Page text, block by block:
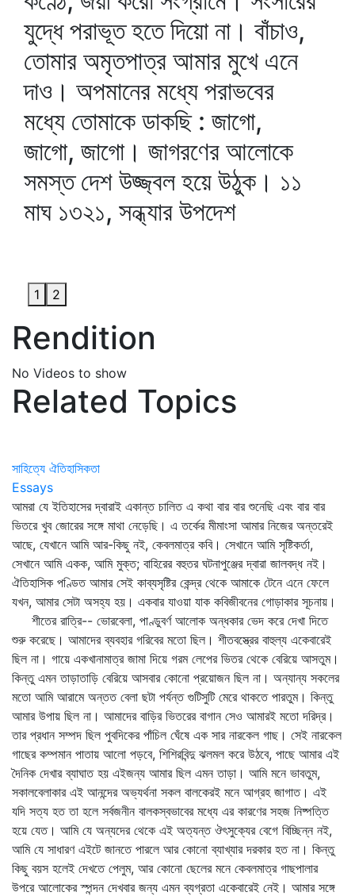
যুদ্ধে পরাভূত হতে দিয়ো না। বাঁচাও,
তোমার অমৃতপাত্র আমার মুখে এনে
দাও। অপমানের মধ্যে পরাভবের
মধ্যে তোমাকে ডাকছি : জাগো,
জাগো, জাগো। জাগরণের আলোকে
সমস্ত দেশ উজ্জ্বল হয়ে উঠুক। ১১
মাঘ ১৩২১, সন্ধ্যার উপদেশ
1 2
Rendition
No Videos to show
Related Topics
সাহিত্যে ঐতিহাসিকতা
Essays
আমরা যে ইতিহাসের দ্বারাই একান্ত চালিত এ কথা বার বার শুনেছি এবং বার বার
ভিতরে খুব জোরের সঙ্গে মাথা নেড়েছি। এ তর্কের মীমাংসা আমার নিজের অন্তরেই
আছে, যেখানে আমি আর-কিছু নই, কেবলমাত্র কবি। সেখানে আমি সৃষ্টিকর্তা,
সেখানে আমি একক, আমি মুক্ত; বাহিরের বহুতর ঘটনাপুঞ্জের দ্বারা জালবদ্ধ নই।
ঐতিহাসিক পণ্ডিত আমার সেই কাব্যসৃষ্টির কেন্দ্র থেকে আমাকে টেনে এনে ফেলে
যখন, আমার সেটা অসহ্য হয়। একবার যাওয়া যাক কবিজীবনের গোড়াকার সূচনায়।
শীতের রাত্রি-- ভোরবেলা, পাণ্ডুবর্ণ আলোক অন্ধকার ভেদ করে দেখা দিতে
শুরু করেছে। আমাদের ব্যবহার গরিবের মতো ছিল। শীতবস্ত্রের বাহুল্য একেবারেই
ছিল না। গায়ে একখানামাত্র জামা দিয়ে গরম লেপের ভিতর থেকে বেরিয়ে আসতুম।
কিন্তু এমন তাড়াতাড়ি বেরিয়ে আসবার কোনো প্রয়োজন ছিল না। অন্যান্য সকলের
মতো আমি আরামে অন্তত বেলা ছটা পর্যন্ত গুটিসুটি মেরে থাকতে পারতুম। কিন্তু
আমার উপায় ছিল না। আমাদের বাড়ির ভিতরের বাগান সেও আমারই মতো দরিদ্র।
তার প্রধান সম্পদ ছিল পুবদিকের পাঁচিল ঘেঁষে এক সার নারকেল গাছ। সেই নারকেল
গাছের কম্পমান পাতায় আলো পড়বে, শিশিরবিন্দু ঝলমল করে উঠবে, পাছে আমার এই
দৈনিক দেখার ব্যাঘাত হয় এইজন্য আমার ছিল এমন তাড়া। আমি মনে ভাবতুম,
সকালবেলাকার এই আনন্দের অভ্যর্থনা সকল বালকেরই মনে আগ্রহ জাগাত। এই
যদি সত্য হত তা হলে সর্বজনীন বালকস্বভাবের মধ্যে এর কারণের সহজ নিষ্পত্তি
হয়ে যেত। আমি যে অন্যদের থেকে এই অত্যন্ত ঔৎসুক্যের বেগে বিচ্ছিন্ন নই,
আমি যে সাধারণ এইটে জানতে পারলে আর কোনো ব্যাখ্যার দরকার হত না। কিন্তু
কিছু বয়স হলেই দেখতে পেলুম, আর কোনো ছেলের মনে কেবলমাত্র গাছপালার
উপরে আলোকের স্পন্দন দেখবার জন্য এমন ব্যগ্রতা একেবারেই নেই। আমার সঙ্গে